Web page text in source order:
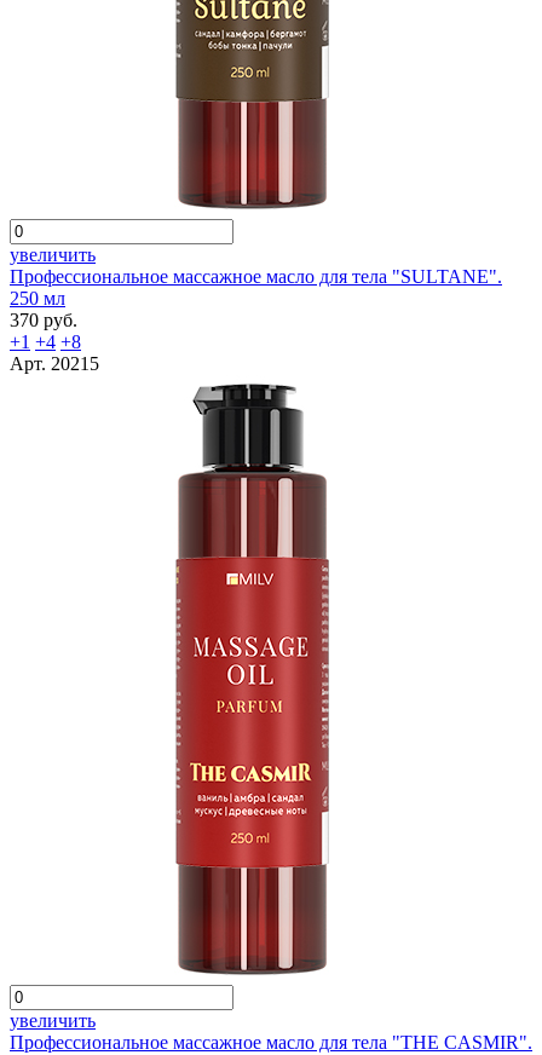
увеличить
Профессиональное массажное масло для тела "SULTANE".
250 мл
370 руб.
+1 +4 +8
Арт. 20215
увеличить
Профессиональное массажное масло для тела "THE CASMIR".